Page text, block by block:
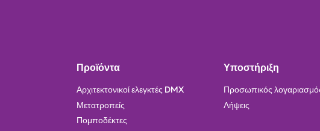
Προϊόντα
Αρχιτεκτονικοί ελεγκτές DMX
Μετατροπείς
Πομποδέκτες
Υποστήριξη
Προσωπικός
Λήψεις